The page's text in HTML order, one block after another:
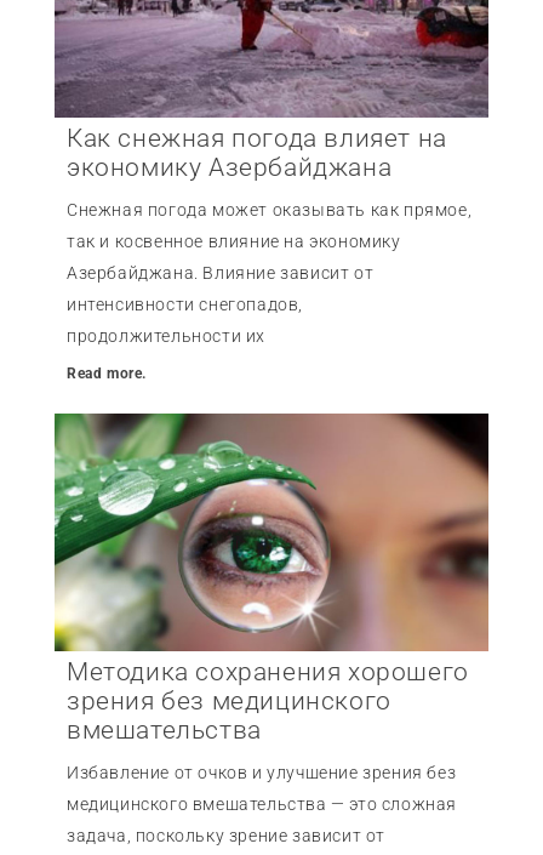
Как снежная погода влияет на
экономику Азербайджана
Снежная погода может оказывать как прямое,
так и косвенное влияние на экономику
Азербайджана. Влияние зависит от
интенсивности снегопадов,
продолжительности их
Read more.
Методика сохранения хорошего
зрения без медицинского
вмешательства
Избавление от очков и улучшение зрения без
медицинского вмешательства — это сложная
задача, поскольку зрение зависит от